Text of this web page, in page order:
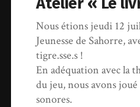
Nous étions jeudi 12
Jeunesse de Sahorre,
tigre.sse.s !
En adéquation avec la
du jeu, nous avons
sonores.